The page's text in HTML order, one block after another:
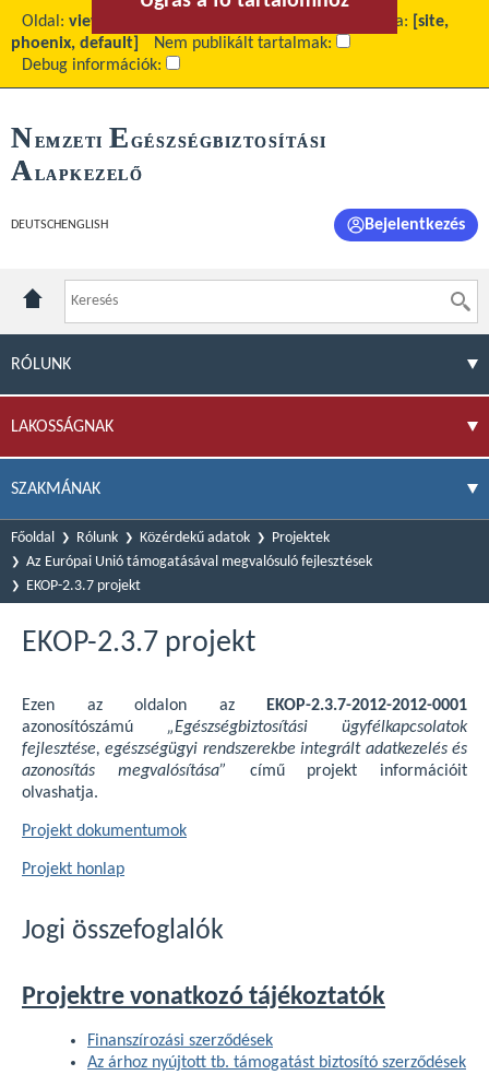
Oldal: view Téma:
[site,
phoenix, default]
Nem publikált tartalmak:
Debug információk:
NEMZETI E GÉSZSÉGBIZTOSÍTÁSI
ALAPKEZELŐ
DEUTSCH ENGLISH Bejelentkezés
RÓLUNK
LAKOSSÁGNAK
SZAKMÁNAK
Főoldal Rólunk Közérdekű adatok
Projektek
Az Európai Unió támogatásával megvalósuló fejlesztések
EKOP-2.3.7 projekt
EKOP-2.3.7 projekt
Ezen az oldalon az
EKOP-2.3.7-2012-2012-0001
azonosítószámú „Egészségbiztosítási ügyfélkapcsolatok
fejlesztése, egészségügyi rendszerekbe integrált adatkezelés és
azonosítás megvalósítása” című projekt információit
olvashatja.
Projekt dokumentumok
Projekt honlap
Jogi összefoglalók
Projektre vonatkozó tájékoztatók
Finanszírozási szerződések
Az árhoz nyújtott tb. támogatást biztosító szerződések